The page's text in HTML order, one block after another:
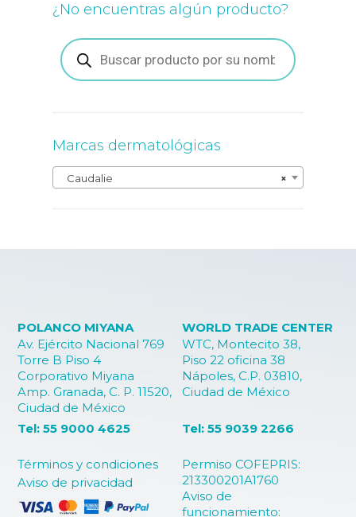
¿No encuentras algún producto?
Búsqueda
de
productos
Marcas dermatológicas
×
Caudalie
POLANCO MIYANA
Av. Ejército Nacional 769
Torre B Piso 4
Corporativo Miyana
Amp. Granada, C. P. 11520,
Ciudad de México
WORLD TRADE CENTER
WTC, Montecito 38,
Piso 22 oficina 38
Nápoles, C.P. 03810,
Ciudad de México
Términos y condiciones
Aviso de privacidad
Permiso COFEPRIS:
213300201A1760
Aviso de
funcionamiento:
Tel: 55 9000 4625 Tel: 55 9039 2266